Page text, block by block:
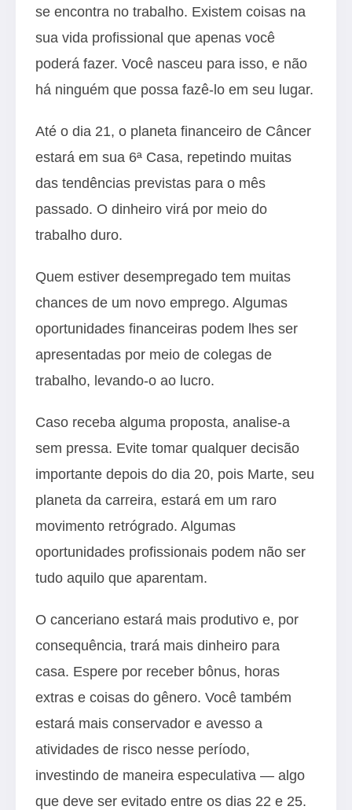
se encontra no trabalho. Existem coisas na
sua vida profissional que apenas você
poderá fazer. Você nasceu para isso, e não
há ninguém que possa fazê-lo em seu lugar.
Até o dia 21, o planeta financeiro de Câncer
estará em sua 6ª Casa, repetindo muitas
das tendências previstas para o mês
passado. O dinheiro virá por meio do
trabalho duro.
Quem estiver desempregado tem muitas
chances de um novo emprego. Algumas
oportunidades financeiras podem lhes ser
apresentadas por meio de colegas de
trabalho, levando-o ao lucro.
Caso receba alguma proposta, analise-a
sem pressa. Evite tomar qualquer decisão
importante depois do dia 20, pois Marte, seu
planeta da carreira, estará em um raro
movimento retrógrado. Algumas
oportunidades profissionais podem não ser
tudo aquilo que aparentam.
O canceriano estará mais produtivo e, por
consequência, trará mais dinheiro para
casa. Espere por receber bônus, horas
extras e coisas do gênero. Você também
estará mais conservador e avesso a
atividades de risco nesse período,
investindo de maneira especulativa — algo
que deve ser evitado entre os dias 22 e 25.